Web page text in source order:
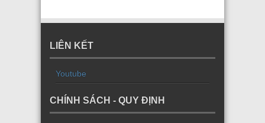
LIÊN KẾT
Youtube
CHÍNH SÁCH - QUY ĐỊNH